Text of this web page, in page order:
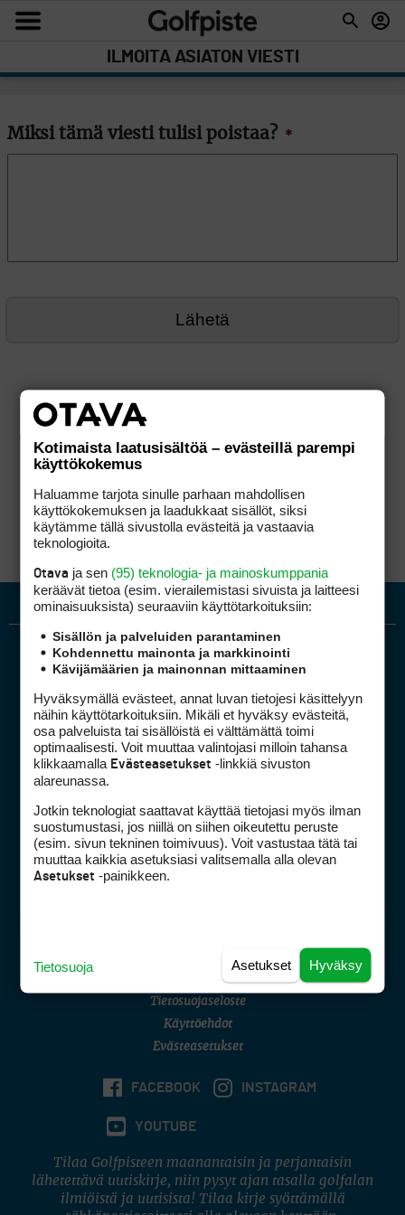
ILMOITA ASIATON VIESTI
Miksi tämä viesti tulisi poistaa? *
Golfpiste mediakortti
Golfpisteen yhteystiedot
DSA avoimuusraportti
Asiakaspalvelu
(digi) digi@otavamedia.fi
Tietosuojaseloste
Käyttöehdot
Evästeasetukset
FACEBOOK INSTAGRAM
YOUTUBE
Tilaa Golfpisteen maanantaisin ja perjantaisin
lähetettävä uutiskirje, niin pysyt ajan tasalla golfalan
ilmiöistä ja uutisista! Tilaa kirje syöttämällä
Kotimaista laatusisältöä – evästeillä parempi
käyttökokemus
Haluamme tarjota sinulle parhaan mahdollisen
käyttökokemuksen ja laadukkaat sisällöt, siksi
käytämme tällä sivustolla evästeitä ja vastaavia
teknologioita.
Otava ja sen (95) teknologia- ja mainoskumppania
keräävät tietoa (esim. vierailemis­tasi sivuista ja laitteesi
ominaisuuk­sista) seuraaviin käyttötarkoituksiin:
Sisällön ja palveluiden parantaminen
Kohdennettu mainonta ja markkinointi
Kävijämäärien ja mainonnan mittaaminen
Hyväksymällä evästeet, annat luvan tietojesi käsittelyyn
näihin käyttötarkoituksiin. Mikäli et hyväksy evästeitä,
osa palveluista tai sisällöistä ei välttämättä toimi
optimaalisesti. Voit muuttaa valintojasi milloin tahansa
klikkaamalla Evästeasetukset -linkkiä sivuston
alareunassa.
Jotkin teknologiat saattavat käyttää tietojasi myös ilman
suostumustasi, jos niillä on siihen oikeutettu peruste
(esim. sivun tekninen toimivuus). Voit vastustaa tätä tai
muuttaa kaikkia asetuksiasi valitsemalla alla olevan
Asetukset -painikkeen.
Hyväksy
Asetukset
Tietosuoja